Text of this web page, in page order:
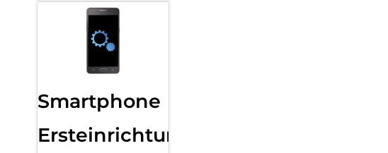
Smartphone
Ersteinrichtung